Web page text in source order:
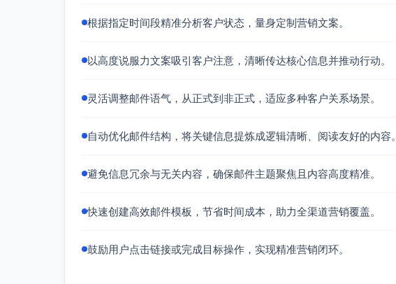
根据指定时间段精准分析客户状态，量身定制营销文案。
以高度说服力文案吸引客户注意，清晰传达核心信息并推动行动。
灵活调整邮件语气，从正式到非正式，适应多种客户关系场景。
自动优化邮件结构，将关键信息提炼成逻辑清晰、阅读友好的内容。
避免信息冗余与无关内容，确保邮件主题聚焦且内容高度精准。
快速创建高效邮件模板，节省时间成本，助力全渠道营销覆盖。
鼓励用户点击链接或完成目标操作，实现精准营销闭环。